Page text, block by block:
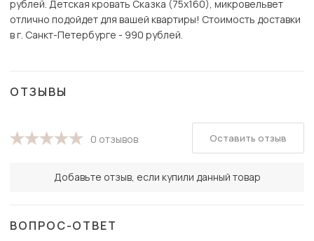
рублей. Детская кровать Сказка (75х160), микровельвет
отлично подойдет для вашей квартиры! Стоимость доставки
в г. Санкт-Петербурге - 990 рублей.
ОТЗЫВЫ
0 отзывов
Добавьте отзыв, если купили данный товар
Оставить отзыв
ВОПРОС-ОТВЕТ